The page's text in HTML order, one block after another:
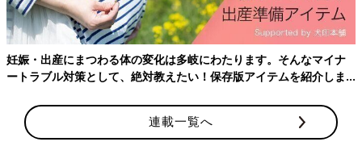
め、食べ物からバランスよくとりましょう。
苦みがあり苦手な子も多い「なす」は、離乳食開始後1カ
月ごろを目安にスタート
なすには少し苦みがあるので、離乳食開始してから1カ月くらい
たってから、すりつぶして食べさせてみましょう。
離乳完了期
妊娠・出産にまつわる体の変化は多岐にわたります。そんなマイナ
ートラブル対策として、絶対教えたい！保存版アイテムを紹介しま
連載一覧へ